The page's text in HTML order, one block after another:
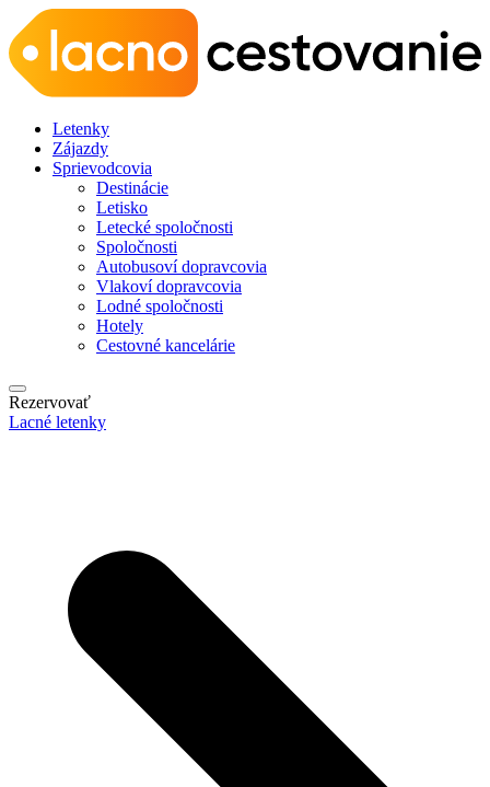
Letenky
Zájazdy
Sprievodcovia
Destinácie
Letisko
Letecké spoločnosti
Spoločnosti
Autobusoví dopravcovia
Vlakoví dopravcovia
Lodné spoločnosti
Hotely
Cestovné kancelárie
Rezervovať
Lacné letenky